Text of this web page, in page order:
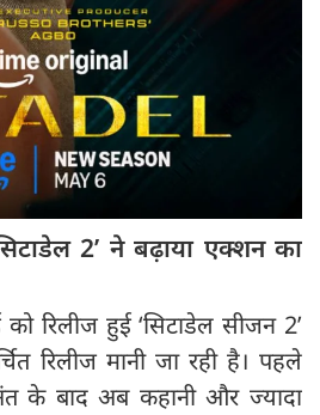
2’ ने बढ़ाया एक्शन का
को रिलीज हुई ‘सिटाडेल सीजन 2’
रिलीज मानी जा रही है। पहले
के बाद अब कहानी और ज्यादा